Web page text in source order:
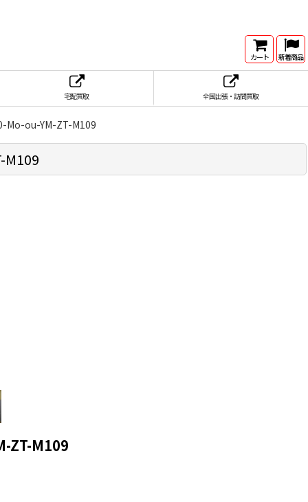
カート 新着商品
宅配買取 全国出張・訪問買取
Mo-ou-YM-ZT-M109
M109
ZT-M109